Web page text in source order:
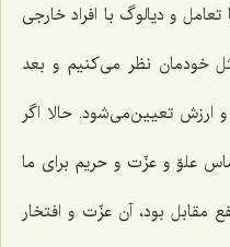
و دیالوگ با افراد خارجی
خودمان نظر می‌كنیم و بعد
تعیین‌می‌شود. حالا اگر
علوّ و عزّت و حریم برای ما
بود، آن عزّت و افتخار